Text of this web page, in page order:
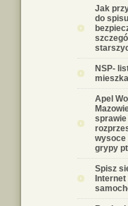
Jak
do
NSP-
Apel
wysoce
grypy
Spisz